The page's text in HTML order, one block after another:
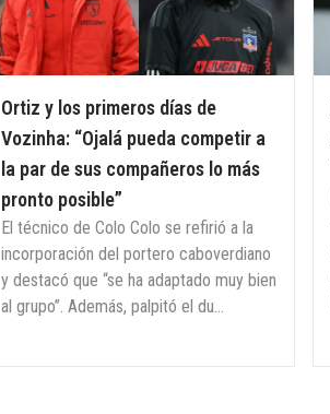
Ortiz y los primeros días de
Vozinha: “Ojalá pueda competir a
la par de sus compañeros lo más
pronto posible”
El técnico de Colo Colo se refirió a la
incorporación del portero caboverdiano
y destacó que “se ha adaptado muy bien
al grupo”. Además, palpitó el du...